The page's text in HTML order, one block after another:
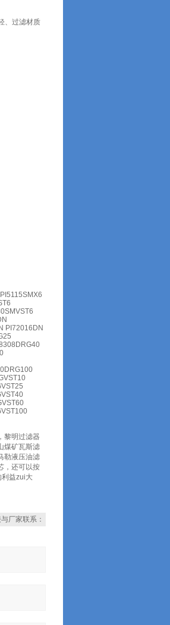
、过滤材质
PI72016DN
黎明过滤器
煤矿瓦斯滤
勒液压油滤
，还可以按
利益zui大
厂家联系：